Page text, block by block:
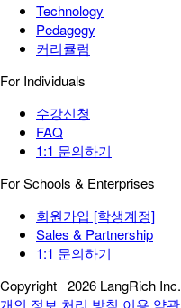
Technology
Pedagogy
커리큘럼
For Individuals
수강신청
FAQ
1:1 문의하기
For Schools & Enterprises
회원가입 [학생계정]
Sales & Partnership
1:1 문의하기
Copyright 2026 LangRich Inc.